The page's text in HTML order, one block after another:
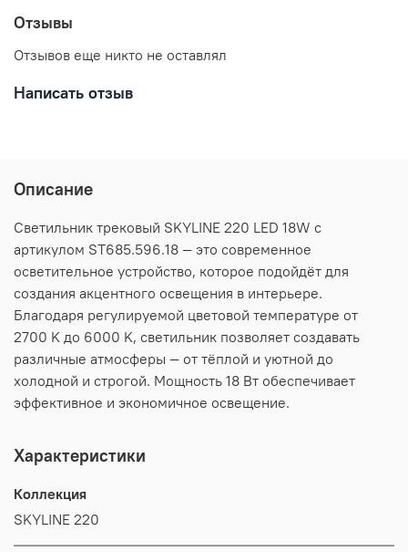
Отзывы
Отзывов еще никто не оставлял
Написать отзыв
Описание
Светильник трековый SKYLINE 220 LED 18W с
артикулом ST685.596.18 — это современное
осветительное устройство, которое подойдёт для
создания акцентного освещения в интерьере.
Благодаря регулируемой цветовой температуре от
2700 K до 6000 K, светильник позволяет создавать
различные атмосферы — от тёплой и уютной до
холодной и строгой. Мощность 18 Вт обеспечивает
эффективное и экономичное освещение.
Характеристики
Коллекция
SKYLINE 220